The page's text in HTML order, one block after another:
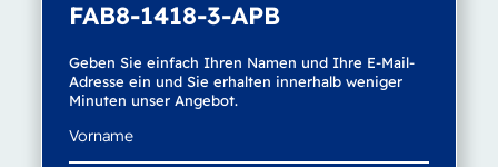
FAB8-1418-3-APB
Geben Sie einfach Ihren Namen und Ihre E-Mail-
Adresse ein und Sie erhalten innerhalb weniger
Minuten unser Angebot.